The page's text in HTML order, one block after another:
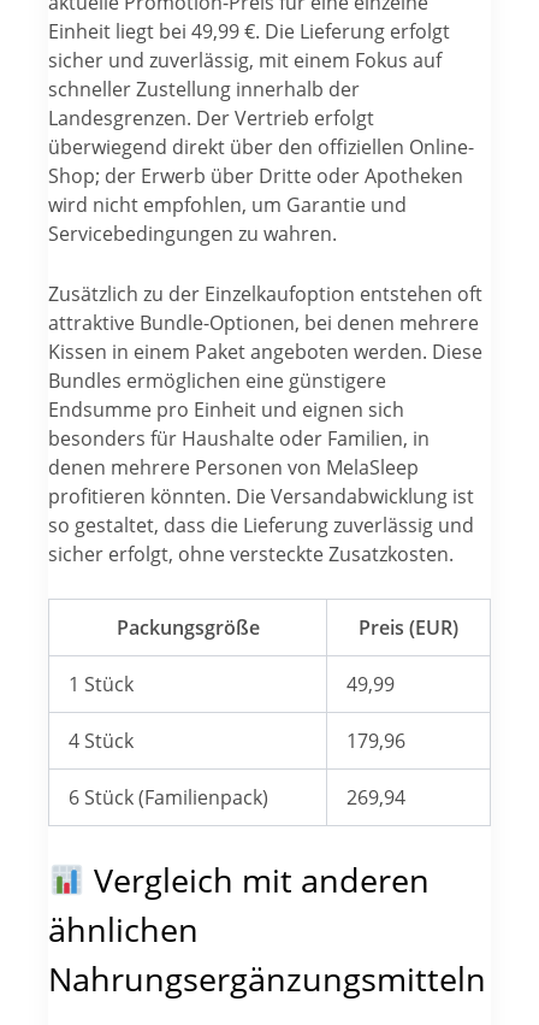
Einheit liegt bei 49,99 €. Die Lieferung erfolgt
sicher und zuverlässig, mit einem Fokus auf
schneller Zustellung innerhalb der
Landesgrenzen. Der Vertrieb erfolgt
überwiegend direkt über den offiziellen Online-
Shop; der Erwerb über Dritte oder Apotheken
wird nicht empfohlen, um Garantie und
Servicebedingungen zu wahren.
Zusätzlich zu der Einzelkaufoption entstehen oft
attraktive Bundle-Optionen, bei denen mehrere
Kissen in einem Paket angeboten werden. Diese
Bundles ermöglichen eine günstigere
Endsumme pro Einheit und eignen sich
besonders für Haushalte oder Familien, in
denen mehrere Personen von MelaSleep
profitieren könnten. Die Versandabwicklung ist
so gestaltet, dass die Lieferung zuverlässig und
sicher erfolgt, ohne versteckte Zusatzkosten.
Packungsgröße Preis (EUR)
1 Stück 49,99
4 Stück 179,96
6 Stück (Familienpack) 269,94
Vergleich mit anderen
ähnlichen
Nahrungsergänzungsmitteln